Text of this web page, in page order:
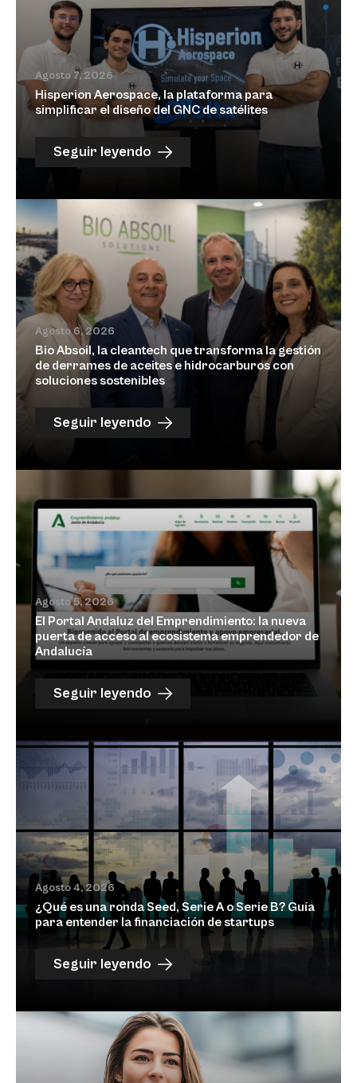
Agosto 7, 2026
Hisperion Aerospace, la plataforma para
simplificar el diseño del GNC de satélites
Seguir leyendo
Agosto 6, 2026
Bio Absoil, la cleantech que transforma la gestión
de derrames de aceites e hidrocarburos con
soluciones sostenibles
Seguir leyendo
Agosto 5, 2026
El Portal Andaluz del Emprendimiento: la nueva
puerta de acceso al ecosistema emprendedor de
Andalucía
Seguir leyendo
Agosto 4, 2026
¿Qué es una ronda Seed, Serie A o Serie B? Guía
para entender la financiación de startups
Seguir leyendo